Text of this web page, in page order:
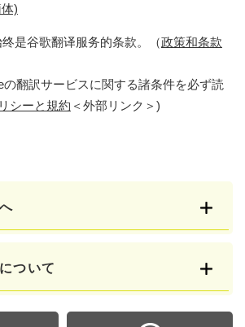
)
是谷歌翻译服务的条款。（政策和条款
翻訳サービスに関する諸条件を必ず読
シーと規約 ＜外部リンク＞ )
ついて